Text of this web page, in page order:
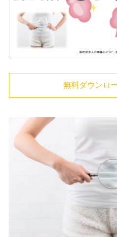
無料ダウンロ